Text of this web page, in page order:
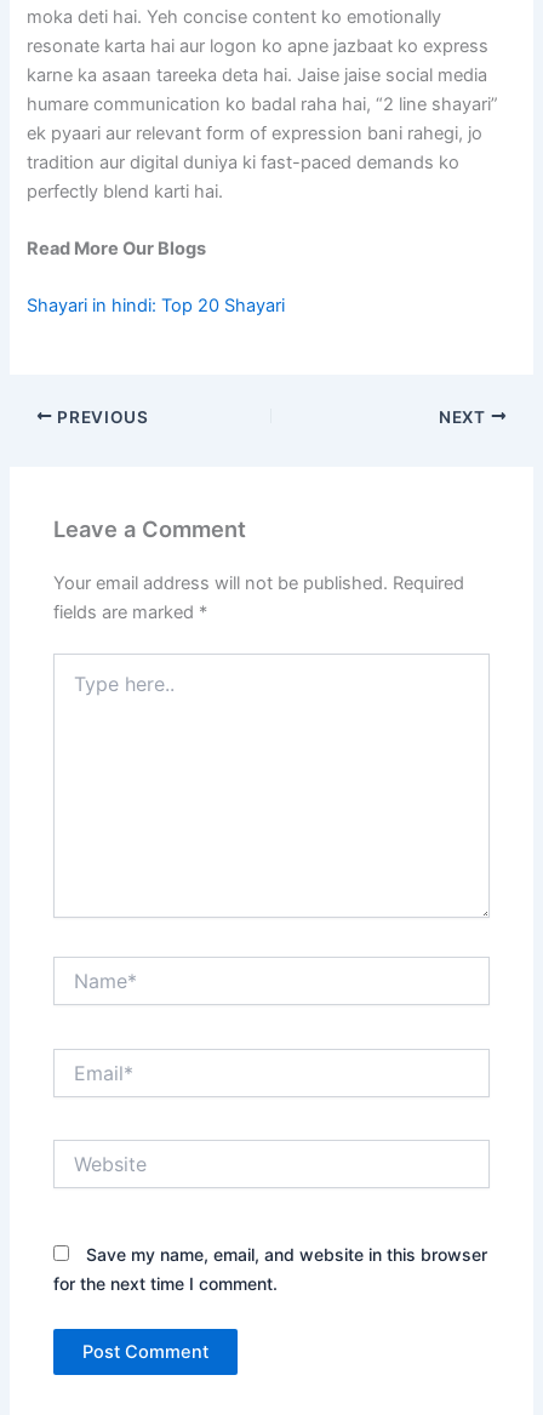
moka deti hai. Yeh concise content ko emotionally
resonate karta hai aur logon ko apne jazbaat ko express
karne ka asaan tareeka deta hai. Jaise jaise social media
humare communication ko badal raha hai, “2 line shayari”
ek pyaari aur relevant form of expression bani rahegi, jo
tradition aur digital duniya ki fast-paced demands ko
perfectly blend karti hai.
Read More Our Blogs
Shayari in hindi: Top 20 Shayari
PREVIOUS NEXT
Leave a Comment
Your email address will not be published. Required
fields are marked *
here..
Save my name, email, and website in this browser
for the next time I comment.